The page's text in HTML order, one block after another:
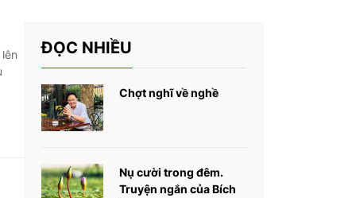
ĐỌC NHIỀU
Chợt nghĩ về nghề
Nụ cười trong đêm.
Truyện ngắn của Bích